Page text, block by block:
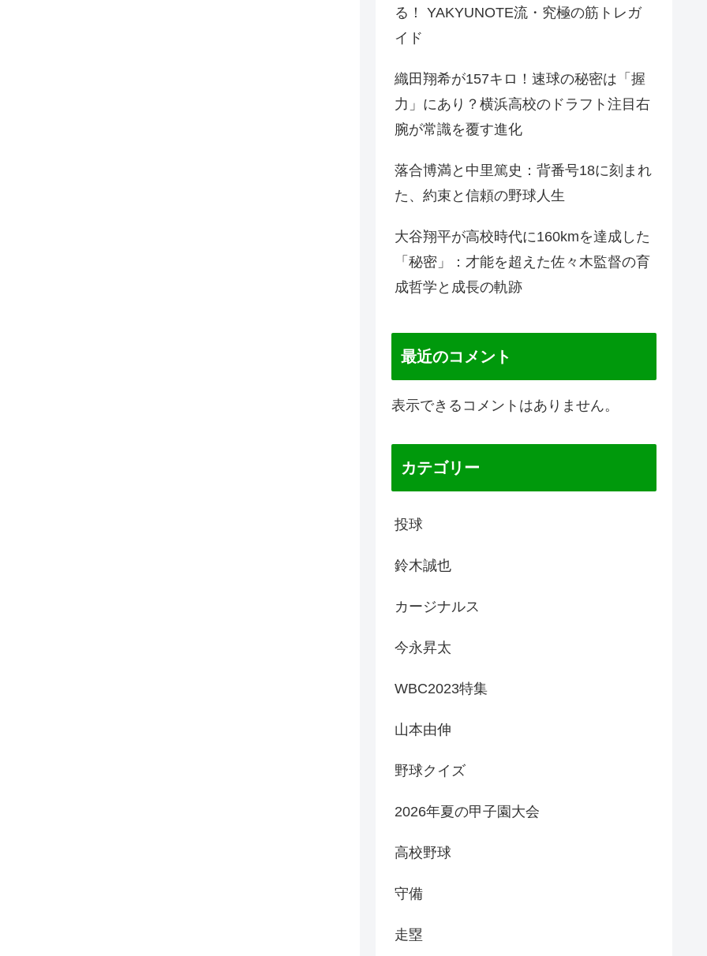
る！ YAKYUNOTE流・究極の筋トレガ
イド
織田翔希が157キロ！速球の秘密は「握
力」にあり？横浜高校のドラフト注目右
腕が常識を覆す進化
落合博満と中里篤史：背番号18に刻まれ
た、約束と信頼の野球人生
大谷翔平が高校時代に160kmを達成した
「秘密」：才能を超えた佐々木監督の育
成哲学と成長の軌跡
最近のコメント
表示できるコメントはありません。
カテゴリー
投球
鈴木誠也
カージナルス
今永昇太
WBC2023特集
山本由伸
野球クイズ
2026年夏の甲子園大会
高校野球
守備
走塁